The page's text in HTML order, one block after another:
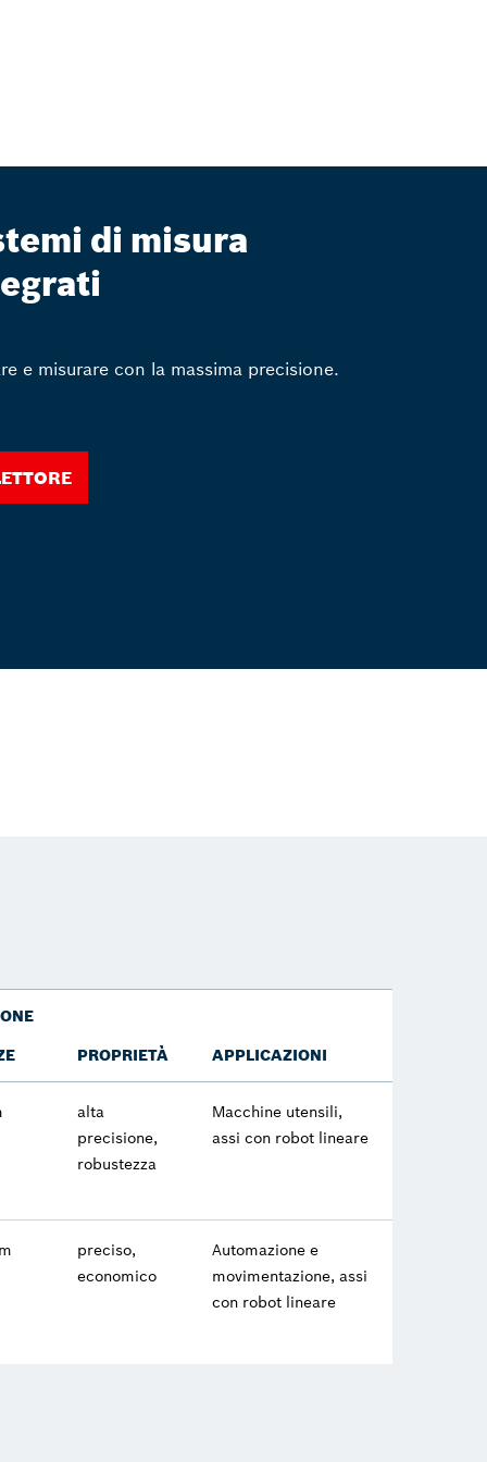
di misura
e misurare con la massima precisione.
PROPRIETÀ APPLICAZIONI
alta
precisione,
robustezza
Macchine utensili,
assi con robot lineare
preciso,
economico
Automazione e
movimentazione, assi
con robot lineare